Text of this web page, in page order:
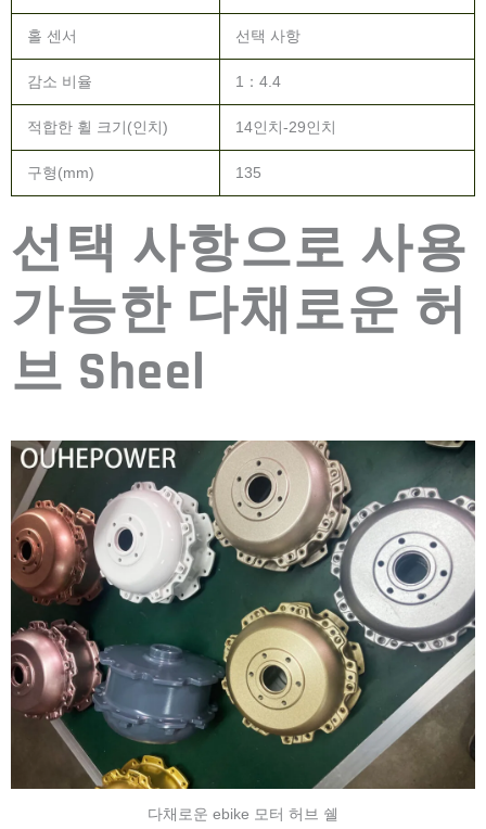
홀 센서 선택 사항
감소 비율 1：4.4
적합한 휠 크기(인치) 14인치-29인치
구형(mm) 135
선택 사항으로 사용
가능한 다채로운 허
브 Sheel
다채로운 ebike 모터 허브 쉘